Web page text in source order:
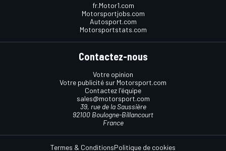
fr.Motor1.com
Motorsportjobs.com
Autosport.com
Motorsportstats.com
Contactez-nous
Votre opinion
Votre publicité sur Motorsport.com
Contactez l'équipe
sales@motorsport.com
39, rue de la Saussière
92100 Boulogne-Billancourt
France
Termes & ConditionsPolitique de cookies